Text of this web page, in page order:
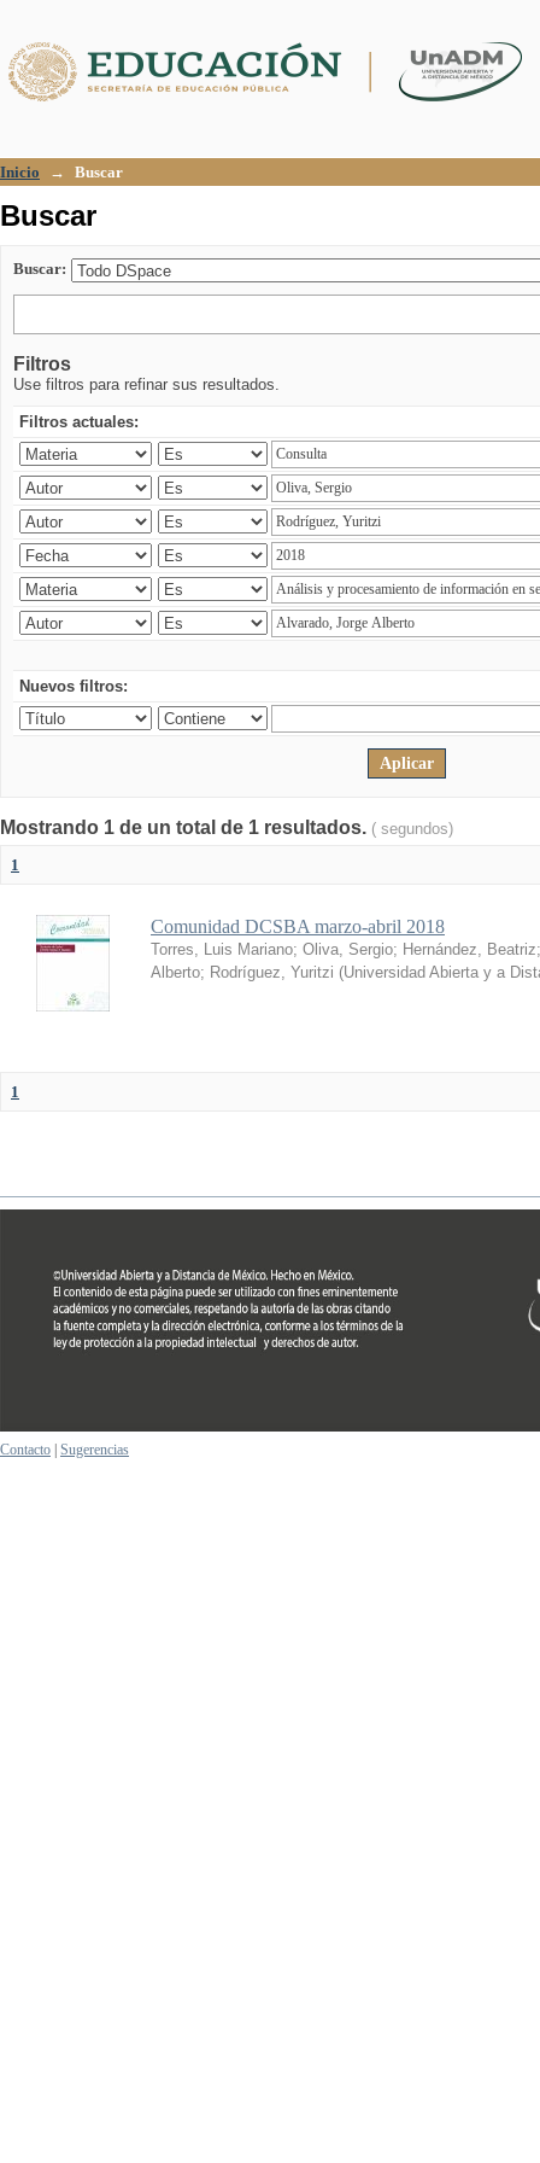
Inicio → Buscar
Buscar
Buscar:
Filtros
Use filtros para refinar sus resultados.
Filtros actuales:
Nuevos filtros:
Mostrando 1 de un total de 1 resultados. ( segundos)
1
Comunidad DCSBA marzo-abril 2018
Torres, Luis Mariano; Oliva, Sergio; Hernández, Beatriz
Alberto; Rodríguez, Yuritzi (Universidad Abierta y a
1
Contacto Sugerencias